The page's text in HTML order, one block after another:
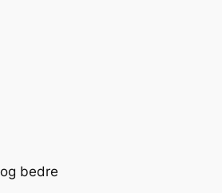
bedre